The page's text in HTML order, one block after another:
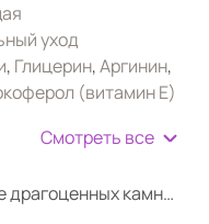
уход
, Глицерин,Аргинин,
(витамин Е)
Смотреть все
Крем для лица на основе драгоценных камней Jewel Refill